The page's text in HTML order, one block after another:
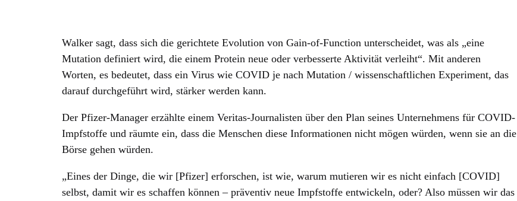
Walker sagt, dass sich die gerichtete Evolution von Gain-of-Function unterscheidet, was als „eine
Mutation definiert wird, die einem Protein neue oder verbesserte Aktivität verleiht“. Mit anderen
Worten, es bedeutet, dass ein Virus wie COVID je nach Mutation / wissenschaftlichen Experiment, das
darauf durchgeführt wird, stärker werden kann.
Der Pfizer-Manager erzählte einem Veritas-Journalisten über den Plan seines Unternehmens für COVID-
Impfstoffe und räumte ein, dass die Menschen diese Informationen nicht mögen würden, wenn sie an die
Börse gehen würden.
„Eines der Dinge, die wir [Pfizer] erforschen, ist wie, warum mutieren wir es nicht einfach [COVID]
selbst, damit wir es schaffen können – präventiv neue Impfstoffe entwickeln, oder? Also müssen wir das